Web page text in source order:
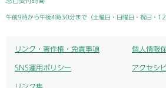
午前9時から午後4時30分まで（土曜日・日曜日・祝日・
リンク・著作権・免責事項 個人情報
SNS運用ポリシー アクセシ
リンク集